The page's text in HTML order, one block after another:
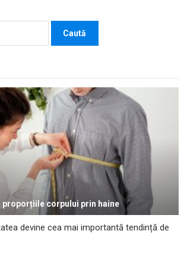
proporțiile corpului prin haine
devine cea mai importantă tendință de